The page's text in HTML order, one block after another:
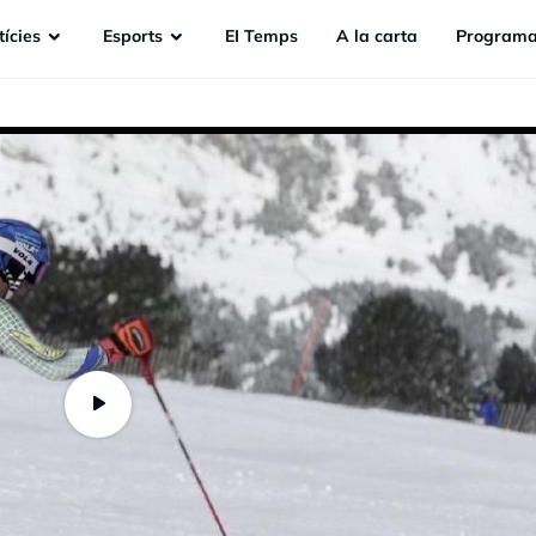
Esports EI Temps A la carta